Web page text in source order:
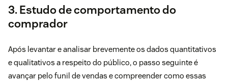
3. Estudo de comportamento do
comprador
Após levantar e analisar brevemente os dados quantitativos
e qualitativos a respeito do público, o passo seguinte é
avançar pelo funil de vendas e compreender como essas